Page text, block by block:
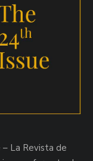
La Revista de